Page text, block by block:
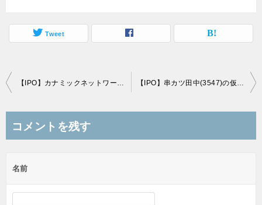
Tweet
投
ビ
ー
シ
【IPO】カナミックネットワーク(3939)の仮条件発表！2,760～3,000円と下限想定価格の強気設定 【IPO】串カツ田中(3547)の仮条件発表！3,610～3,900円と下限想定価格の強気設定
コメントを残す
名前